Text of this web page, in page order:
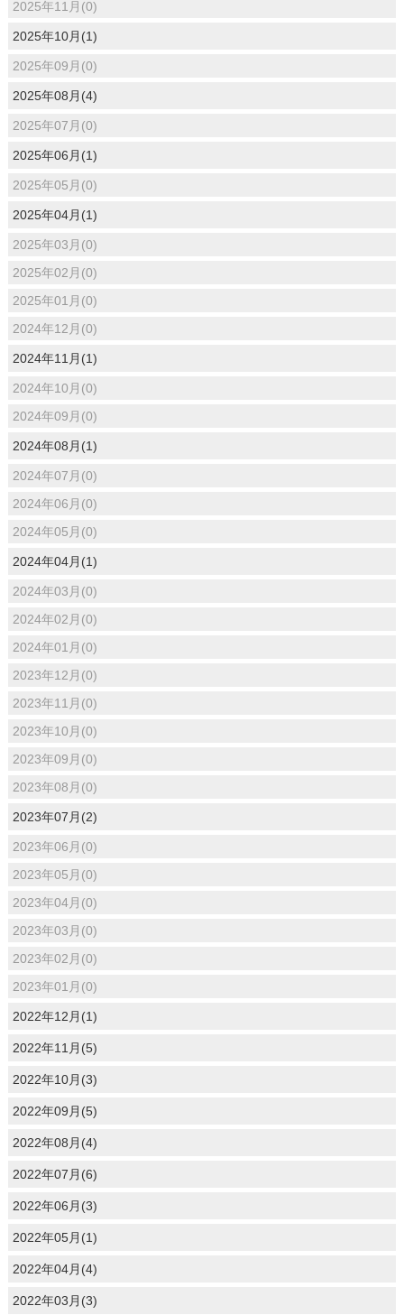
2025年11月(0)
2025年10月(1)
2025年09月(0)
2025年08月(4)
2025年07月(0)
2025年06月(1)
2025年05月(0)
2025年04月(1)
2025年03月(0)
2025年02月(0)
2025年01月(0)
2024年12月(0)
2024年11月(1)
2024年10月(0)
2024年09月(0)
2024年08月(1)
2024年07月(0)
2024年06月(0)
2024年05月(0)
2024年04月(1)
2024年03月(0)
2024年02月(0)
2024年01月(0)
2023年12月(0)
2023年11月(0)
2023年10月(0)
2023年09月(0)
2023年08月(0)
2023年07月(2)
2023年06月(0)
2023年05月(0)
2023年04月(0)
2023年03月(0)
2023年02月(0)
2023年01月(0)
2022年12月(1)
2022年11月(5)
2022年10月(3)
2022年09月(5)
2022年08月(4)
2022年07月(6)
2022年06月(3)
2022年05月(1)
2022年04月(4)
2022年03月(3)